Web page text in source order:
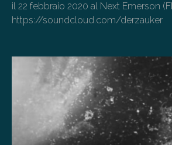
il 22 febbraio 2020 al Next Emerson
https://soundcloud.com/derzauker